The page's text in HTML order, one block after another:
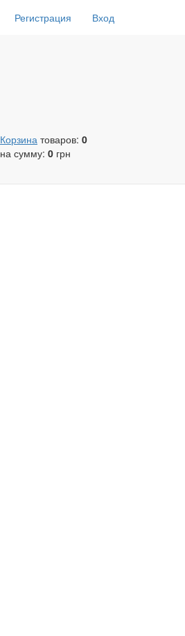
Регистрация Вход
Корзина товаров: 0
на сумму: 0 грн